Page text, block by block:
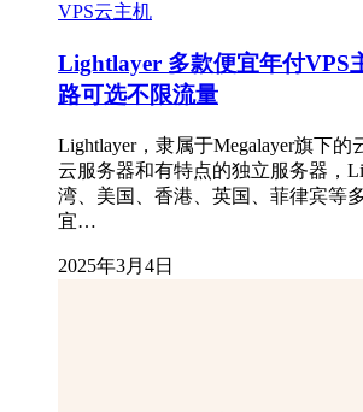
VPS云主机
Lightlayer 多款便宜年付VPS
路可选不限流量
Lightlayer，隶属于Megalayer旗下
云服务器和有特点的独立服务器，
湾、美国、香港、英国、菲律宾等
宜…
2025年3月4日